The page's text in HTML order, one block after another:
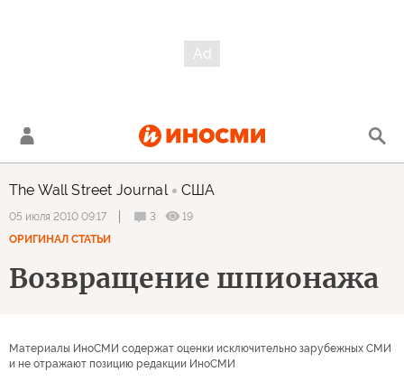
The Wall Street Journal США
05 июля 2010 09:17 3
19
ОРИГИНАЛ СТАТЬИ
Возвращение шпионажа
Материалы ИноСМИ содержат оценки исключительно зарубежных СМИ
и не отражают позицию редакции ИноСМИ